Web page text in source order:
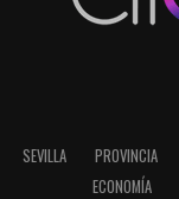
SEVILLA PROVINCIA
ECONOMÍA